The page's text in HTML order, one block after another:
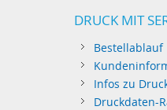
DRUCK MIT
Bestellablauf
Infos zu
Druckdaten-